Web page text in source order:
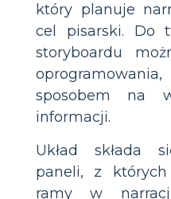
który planuje
cel pisarski. Do
storyboardu
sposobem na
informacji.
Układ składa
paneli, z
ramy w